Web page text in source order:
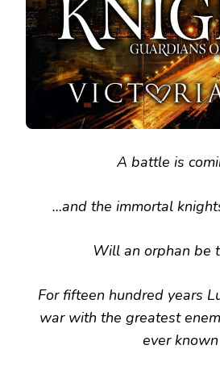
A battle is
…and the immortal
Will an orphan be
For fifteen hundred years
war with the greatest
ever known